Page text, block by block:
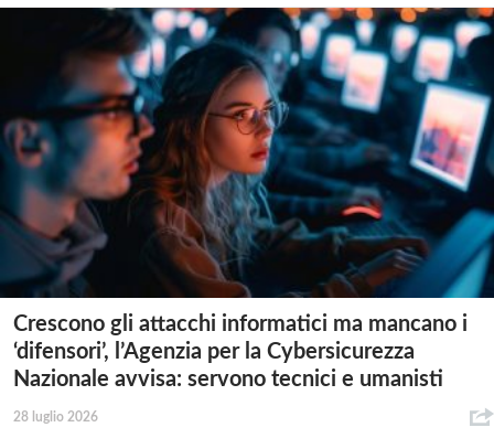
Crescono gli attacchi informatici ma mancano i
‘difensori’, l’Agenzia per la Cybersicurezza
Nazionale avvisa: servono tecnici e umanisti
28 luglio 2026